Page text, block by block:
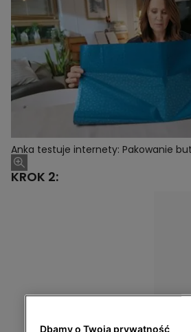
Anka testuje internety: Pakowanie
KROK 2:
Dbamy o Twoją prywatność